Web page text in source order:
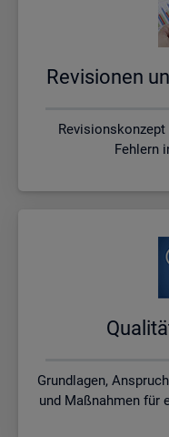
Re­vi­sio­nen
Fehlern
Grundlagen,
und Maßnahmen für